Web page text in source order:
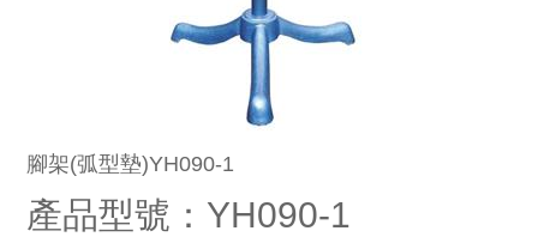
腳架(弧型墊)YH090-1
產品型號：YH090-1